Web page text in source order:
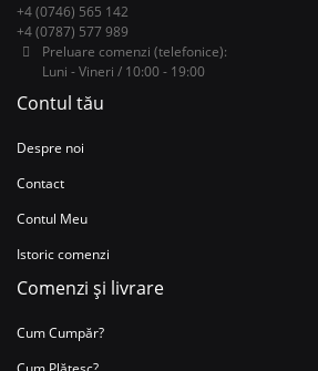
+4 (0746) 565 142
+4 (0787) 577 989
Preluare comenzi (telefonice):
Luni - Vineri / 10:00 - 19:00
Contul tău
Despre noi
Contact
Contul Meu
Istoric comenzi
Comenzi și livrare
Cum Cumpăr?